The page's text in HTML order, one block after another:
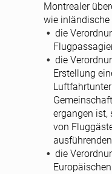
Montrealer
wie inländische
die
die
Erstellung
ergangen ist,
von
die